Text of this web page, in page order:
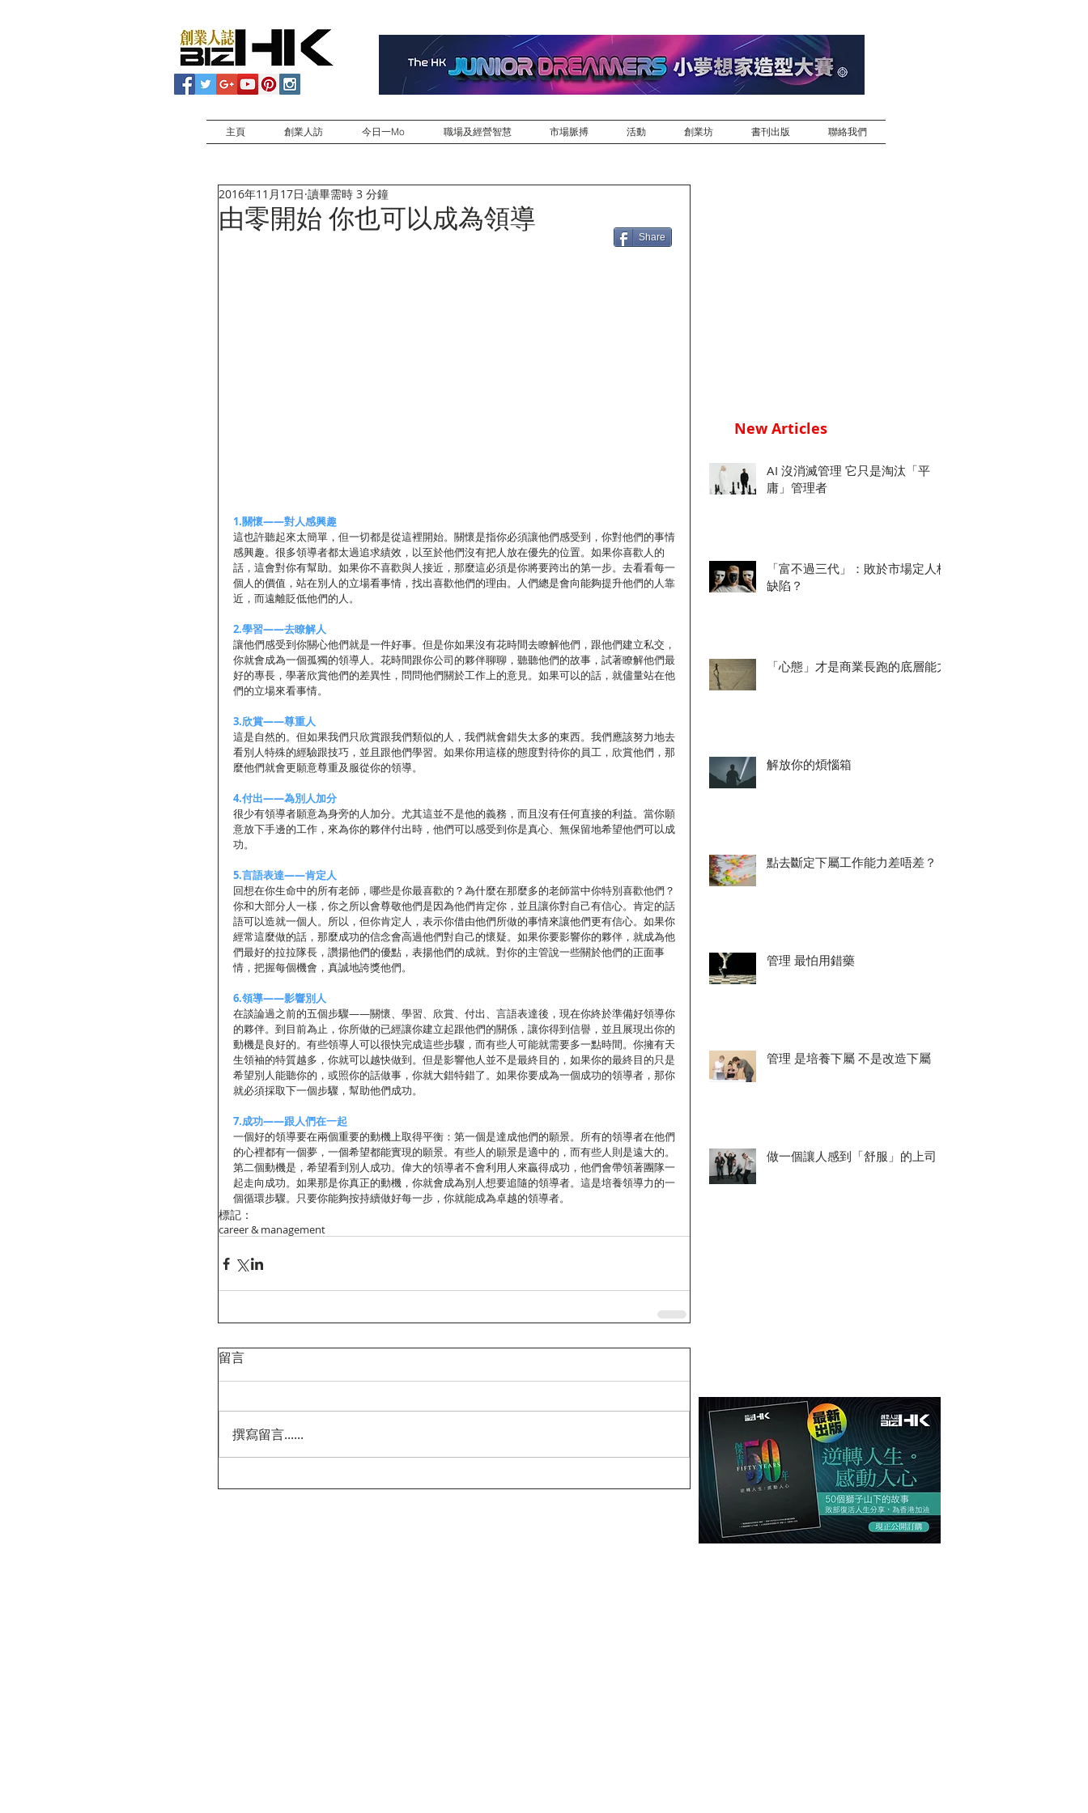
主頁 創業人訪 今日一Mo 職場及經營智慧 市場脈搏 活動 創業坊 書刊出版 聯絡我們
由零開始 你也可以成為領導
2016年11月17日 讀畢需時 3 分鐘
1.關懷——對人感興趣
這也許聽起來太簡單，但一切都是從這裡開始。關懷是指你必須讓他們感受到，你對他們的事情
感興趣。很多領導者都太過追求績效，以至於他們沒有把人放在優先的位置。如果你喜歡人的
話，這會對你有幫助。如果你不喜歡與人接近，那麼這必須是你將要跨出的第一步。去看看每一
個人的價值，站在別人的立場看事情，找出喜歡他們的理由。人們總是會向能夠提升他們的人靠
近，而遠離貶低他們的人。
2.學習——去瞭解人
讓他們感受到你關心他們就是一件好事。但是你如果沒有花時間去瞭解他們，跟他們建立私交，
你就會成為一個孤獨的領導人。花時間跟你公司的夥伴聊聊，聽聽他們的故事，試著瞭解他們最
好的專長，學著欣賞他們的差異性，問問他們關於工作上的意見。如果可以的話，就儘量站在他
們的立場來看事情。
3.欣賞——尊重人
這是自然的。但如果我們只欣賞跟我們類似的人，我們就會錯失太多的東西。我們應該努力地去
看別人特殊的經驗跟技巧，並且跟他們學習。如果你用這樣的態度對待你的員工，欣賞他們，那
麼他們就會更願意尊重及服從你的領導。
4.付出——為別人加分
很少有領導者願意為身旁的人加分。尤其這並不是他的義務，而且沒有任何直接的利益。當你願
意放下手邊的工作，來為你的夥伴付出時，他們可以感受到你是真心、無保留地希望他們可以成
功。
5.言語表達——肯定人
回想在你生命中的所有老師，哪些是你最喜歡的？為什麼在那麼多的老師當中你特別喜歡他們？
你和大部分人一樣，你之所以會尊敬他們是因為他們肯定你，並且讓你對自己有信心。肯定的話
語可以造就一個人。所以，但你肯定人，表示你借由他們所做的事情來讓他們更有信心。如果你
經常這麼做的話，那麼成功的信念會高過他們對自己的懷疑。如果你要影響你的夥伴，就成為他
們最好的拉拉隊長，讚揚他們的優點，表揚他們的成就。對你的主管說一些關於他們的正面事
情，把握每個機會，真誠地誇獎他們。
6.領導——影響別人
在談論過之前的五個步驟——關懷、學習、欣賞、付出、言語表達後，現在你終於準備好領導你
的夥伴。到目前為止，你所做的已經讓你建立起跟他們的關係，讓你得到信譽，並且展現出你的
動機是良好的。有些領導人可以很快完成這些步驟，而有些人可能就需要多一點時間。你擁有天
生領袖的特質越多，你就可以越快做到。但是影響他人並不是最終目的，如果你的最終目的只是
希望別人能聽你的，或照你的話做事，你就大錯特錯了。如果你要成為一個成功的領導者，那你
就必須採取下一個步驟，幫助他們成功。
7.成功——跟人們在一起
一個好的領導要在兩個重要的動機上取得平衡：第一個是達成他們的願景。所有的領導者在他們
的心裡都有一個夢，一個希望都能實現的願景。有些人的願景是適中的，而有些人則是遠大的。
第二個動機是，希望看到別人成功。偉大的領導者不會利用人來贏得成功，他們會帶領著團隊一
起走向成功。如果那是你真正的動機，你就會成為別人想要追隨的領導者。這是培養領導力的一
個循環步驟。只要你能夠按持續做好每一步，你就能成為卓越的領導者。
標記：
career & management
留言
撰寫留言......
Share
New Articles
AI 沒消滅管理 它只是淘汰「平
庸」管理者
「富不過三代」：敗於市場定人格
缺陷？
「心態」才是商業長跑的底層能力
解放你的煩惱箱
點去斷定下屬工作能力差唔差？
管理 最怕用錯藥
管理 是培養下屬 不是改造下屬
做一個讓人感到「舒服」的上司